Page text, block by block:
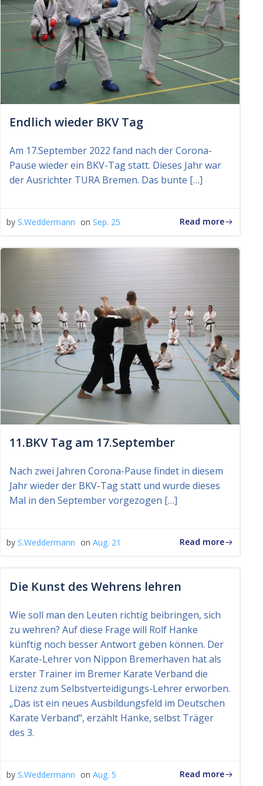
Endlich wieder BKV Tag
Am 17.September 2022 fand nach der Corona-
Pause wieder ein BKV-Tag statt. Dieses Jahr war
der Ausrichter TURA Bremen. Das bunte […]
by S.Weddermann on Sep. 25 Read more
11.BKV Tag am 17.September
Nach zwei Jahren Corona-Pause findet in diesem
Jahr wieder der BKV-Tag statt und wurde dieses
Mal in den September vorgezogen […]
by S.Weddermann on Aug. 21 Read more
Die Kunst des Wehrens lehren
Wie soll man den Leuten richtig beibringen, sich
zu wehren? Auf diese Frage will Rolf Hanke
künftig noch besser Antwort geben können. Der
Karate-Lehrer von Nippon Bremerhaven hat als
erster Trainer im Bremer Karate Verband die
Lizenz zum Selbstverteidigungs-Lehrer erworben.
„Das ist ein neues Ausbildungsfeld im Deutschen
Karate Verband“, erzählt Hanke, selbst Träger
des 3.
by S.Weddermann on Aug. 5 Read more